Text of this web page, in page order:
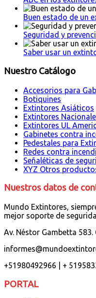
Buen estado de un
Seguridad y
Saber usar un
Nuestro Catálogo
Accesorios para
Botiquines
Extintores Asiáticos
Extintores
Extintores UL
Gabinetes contra
Pedestales para
Redes contra
Señaléticas de
XYZ Otros
Nuestros datos de
Mundo Extintores,
mejor soporte de
Av. Néstor Gambetta 583.
+51980492966 | +
PORTAL